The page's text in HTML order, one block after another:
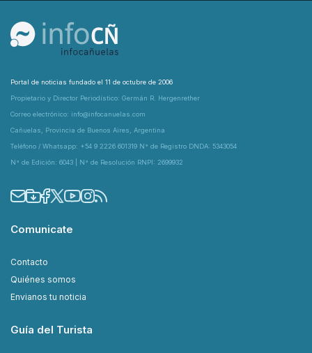
Portal de noticias fundado el 11 de octubre de 2006
Propietario y Director Periodístico: Germán R. Hergenrether
Correo electrónico: info@infocanuelas.com
Cañuelas, Provincia de Buenos Aires, Argentina
Teléfono / Whatsapp: +54 9 2226 601319 N° de Registro DNDA: 5343054
N° de Edición: 6043 | N° de Resolución RNPI: 2699932
Comunicate
Contacto
Quiénes somos
Envianos tu noticia
Guía del Turista